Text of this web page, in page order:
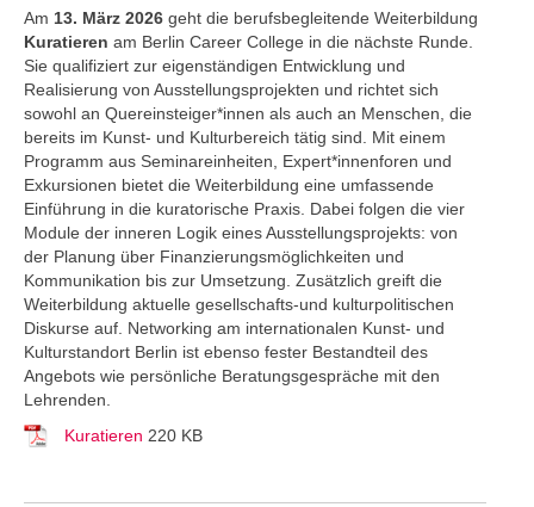
Am 13. März 2026 geht die berufsbegleitende Weiterbildung
Kuratieren am Berlin Career College in die nächste Runde.
Sie qualifiziert zur eigenständigen Entwicklung und
Realisierung von Ausstellungsprojekten und richtet sich
sowohl an Quereinsteiger*innen als auch an Menschen, die
bereits im Kunst- und Kulturbereich tätig sind. Mit einem
Programm aus Seminareinheiten, Expert*innenforen und
Exkursionen bietet die Weiterbildung eine umfassende
Einführung in die kuratorische Praxis. Dabei folgen die vier
Module der inneren Logik eines Ausstellungsprojekts: von
der Planung über Finanzierungsmöglichkeiten und
Kommunikation bis zur Umsetzung. Zusätzlich greift die
Weiterbildung aktuelle gesellschafts-und kulturpolitischen
Diskurse auf. Networking am internationalen Kunst- und
Kulturstandort Berlin ist ebenso fester Bestandteil des
Angebots wie persönliche Beratungsgespräche mit den
Lehrenden.
Kuratieren 220 KB